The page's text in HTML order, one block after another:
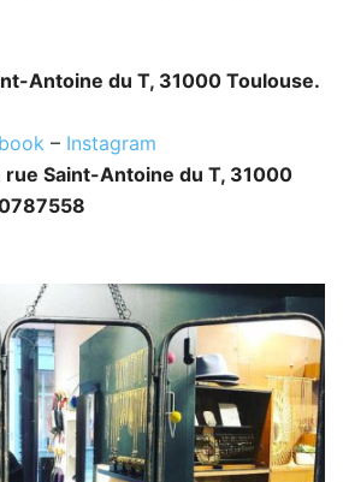
Antoine du T, 31000 Toulouse.
– Instagram
rue Saint-Antoine du T, 31000